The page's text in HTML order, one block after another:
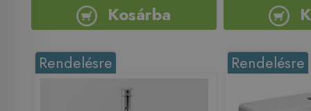
Kosárba
Rendelésre Rendelésre